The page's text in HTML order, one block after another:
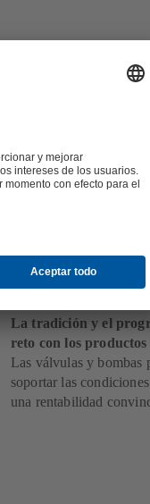
La tradición y el
reto con los productos
Las válvulas y bombas
soportar las
una rentabilidad